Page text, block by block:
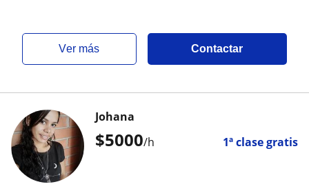
ver más Contactar
$5000/h 1ª clase gratis
Johana